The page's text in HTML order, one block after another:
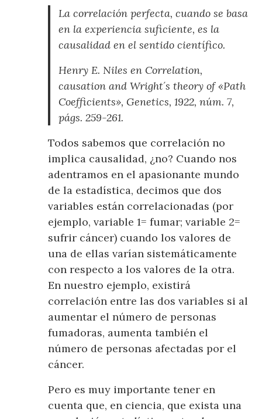
La correlación perfecta, cuando se basa
en la experiencia suficiente, es la
causalidad en el sentido científico.
Henry E. Niles en Correlation,
causation and Wright´s theory of «Path
Coefficients», Genetics, 1922, núm. 7,
págs. 259-261.
Todos sabemos que correlación no
implica causalidad, ¿no? Cuando nos
adentramos en el apasionante mundo
de la estadística, decimos que dos
variables están correlacionadas (por
ejemplo, variable 1= fumar; variable 2=
sufrir cáncer) cuando los valores de
una de ellas varían sistemáticamente
con respecto a los valores de la otra.
En nuestro ejemplo, existirá
correlación entre las dos variables si al
aumentar el número de personas
fumadoras, aumenta también el
número de personas afectadas por el
cáncer.
Pero es muy importante tener en
cuenta que, en ciencia, que exista una